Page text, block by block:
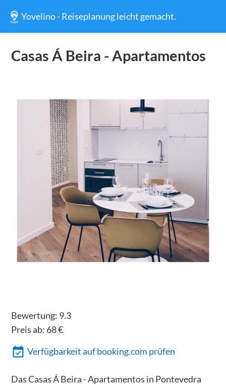
Yovelino - Reiseplanung leicht gemacht.
Casas Á Beira - Apartamentos
Bewertung: 9.3
Preis ab: 68€
Verfügbarkeit auf booking.com prüfen
Das Casas Á Beira - Apartamentos in Pontevedra